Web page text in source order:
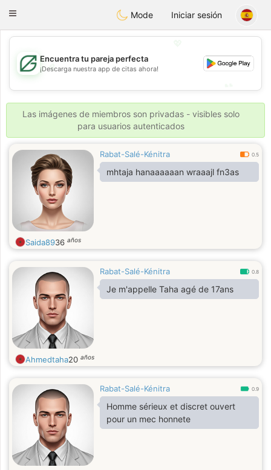
GulfDating
Toggle
Mode Iniciar sesión
💖
💕
Encuentra tu pareja perfecta
¡Descarga nuestra app de citas ahora!
Las imágenes de miembros son privadas - visibles solo
para usuarios autenticados
Rabat-Salé-Kénitra 0.5
mhtaja hanaaaaaan wraaajl fn3as
Saida8936 años
Rabat-Salé-Kénitra 0.8
Je m'appelle Taha agé de 17ans
Ahmedtaha20 años
Rabat-Salé-Kénitra 0.9
Homme sérieux et discret ouvert
pour un mec honnete